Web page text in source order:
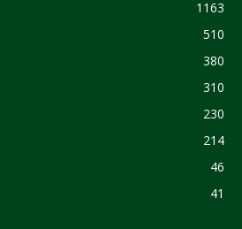
1163
510
380
310
230
214
46
41